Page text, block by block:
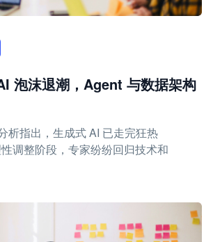
泡沫退潮，Agent 与数据架构
析指出，生成式 AI 已走完狂热
调整阶段，专家纷纷回归技术和